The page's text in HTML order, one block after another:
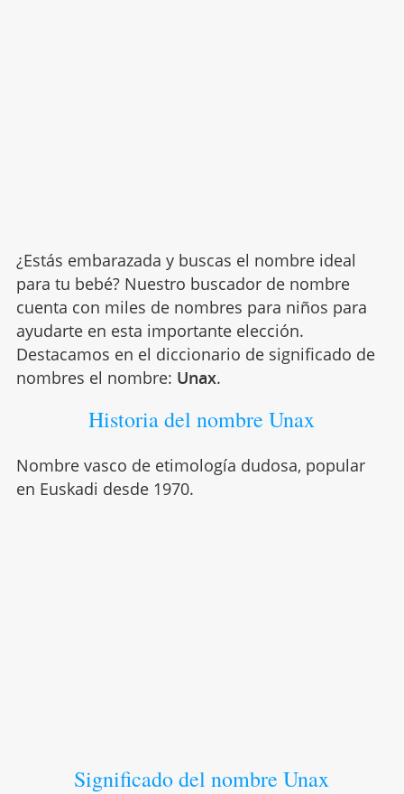
¿Estás embarazada y buscas el nombre ideal
para tu bebé? Nuestro buscador de nombre
cuenta con miles de nombres para niños para
ayudarte en esta importante elección.
Destacamos en el diccionario de significado de
nombres el nombre: Unax.
Historia del nombre Unax
Nombre vasco de etimología dudosa, popular
en Euskadi desde 1970.
Significado del nombre Unax